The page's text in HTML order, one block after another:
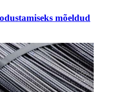
mõeldud